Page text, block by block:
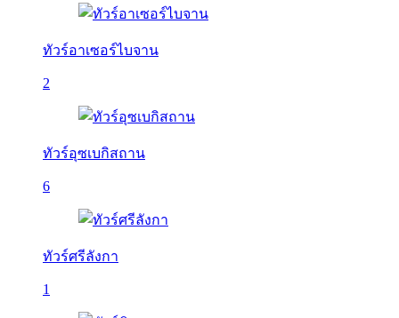
ทัวร์อาเซอร์ไบจาน
2
ทัวร์อุซเบกิสถาน
6
ทัวร์ศรีลังกา
1